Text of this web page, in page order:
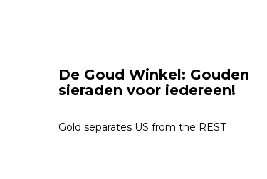
De Goud Winkel: Gouden
sieraden voor iedereen!
Gold separates US from the REST